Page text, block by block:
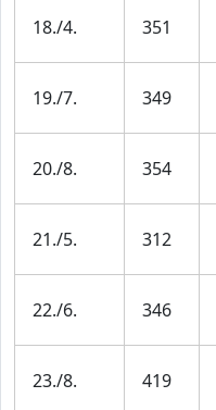
18./4. 351
19./7. 349
20./8. 354
21./5. 312
22./6. 346
23./8. 419